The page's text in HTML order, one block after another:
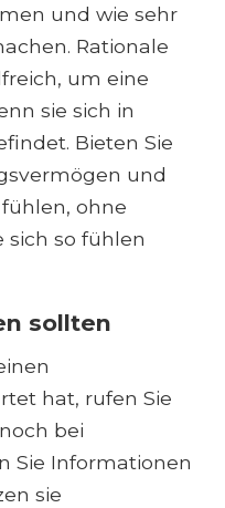
und wie sehr
Rationale
um eine
sie sich in
Bieten Sie
und
ohne
sich so fühlen
sollten
hat, rufen Sie
bei
Sie Informationen
sie